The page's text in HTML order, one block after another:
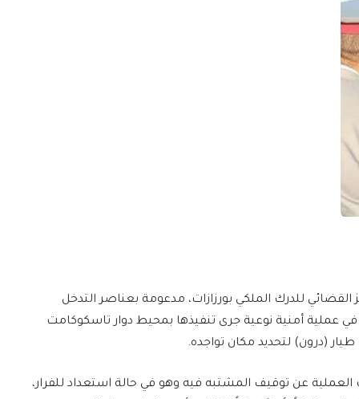
للدرك الملكي بورزازات، مدعومة بعناصر التدخل
عملية أمنية نوعية جرى تنفيذها بمحيط دوار تاسكوكامت
(درون) لتحديد مكان تواجده.
عن توقيف المشتبه فيه وهو في حالة استعداد للفرار،